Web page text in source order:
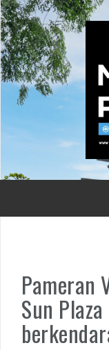
Skip
to
content
Pameran
Sun